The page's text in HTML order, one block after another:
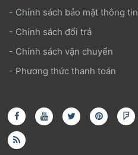
- Chính sách bảo mật thông tin
- Chính sách đổi trả
- Chính sách vận chuyển
- Phương thức thanh toán